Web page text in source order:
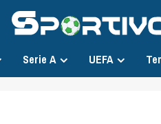
Serie A UEFA